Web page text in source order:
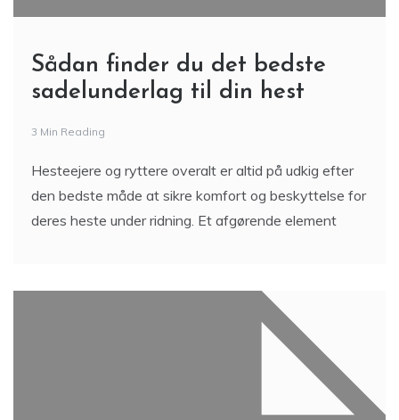
Sådan finder du det bedste
sadelunderlag til din hest
3 Min Reading
Hesteejere og ryttere overalt er altid på udkig efter
den bedste måde at sikre komfort og beskyttelse for
deres heste under ridning. Et afgørende element